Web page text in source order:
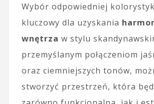
Wybór odpowiedniej
kluczowy dla uzyskania
wnętrza w stylu
przemyślanym połączeniom
oraz ciemniejszych tonów,
stworzyć przestrzeń, która